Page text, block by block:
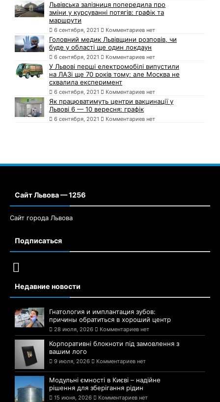
Львівська залізниця попередила про
зміни у курсуванні потягів: графік та
маршрути
6 сентября, 2021 Комментариев нет
Головний медик Львівщини розповів, чи
буде у області ще один локдаун
6 сентября, 2021 Комментариев нет
У Львові перші електромобілі випустили
на ЛАЗі ще 70 років тому: але Москва не
схвалила експеримент
6 сентября, 2021 Комментариев нет
Як працюватимуть центри вакцинації у
Львові 6 — 10 вересня: графік
6 сентября, 2021 Комментариев нет
Сайт Львова — 1256
Сайт города Львова
Подписаться
Недавние новости
Гнатология и имплантация зубов:
причины обратиться в хороший центр
28 июля, 2026 Комментариев нет
Корпоративні блокноти під замовлення з
вашим лого
9 июля, 2026 Комментариев нет
Модульні ємності в Києві – надійне
рішення для зберігання рідин
15 июня, 2026 Комментариев нет